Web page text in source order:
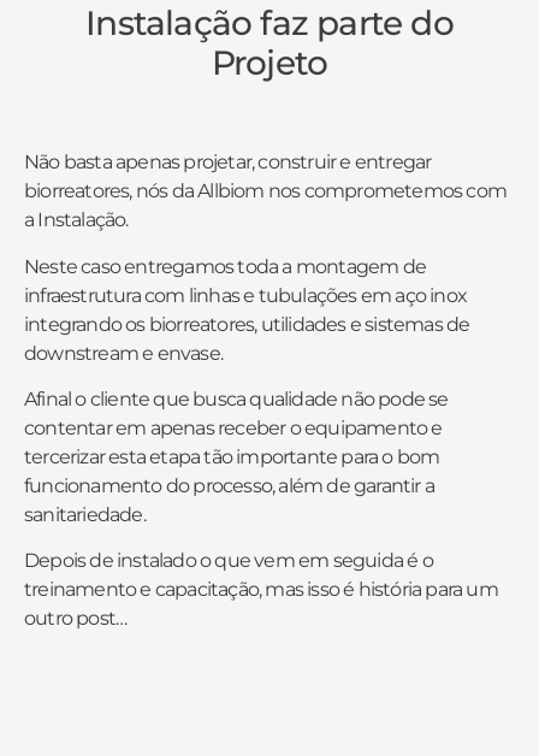
Instalação faz parte do
Projeto
Não basta apenas projetar, construir e entregar
biorreatores, nós da Allbiom nos comprometemos com
a Instalação.
Neste caso entregamos toda a montagem de
infraestrutura com linhas e tubulações em aço inox
integrando os biorreatores, utilidades e sistemas de
downstream e envase.
Afinal o cliente que busca qualidade não pode se
contentar em apenas receber o equipamento e
tercerizar esta etapa tão importante para o bom
funcionamento do processo, além de garantir a
sanitariedade.
Depois de instalado o que vem em seguida é o
treinamento e capacitação, mas isso é história para um
outro post…